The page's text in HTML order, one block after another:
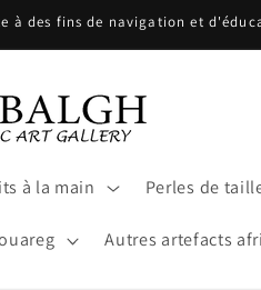
à des fins de navigation et
à la main Perles de
Autres artefacts